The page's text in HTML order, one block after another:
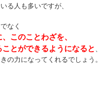
る人も多いですが、
なく
このことわざを、
とができるようになると
の力になってくれるでしょう。